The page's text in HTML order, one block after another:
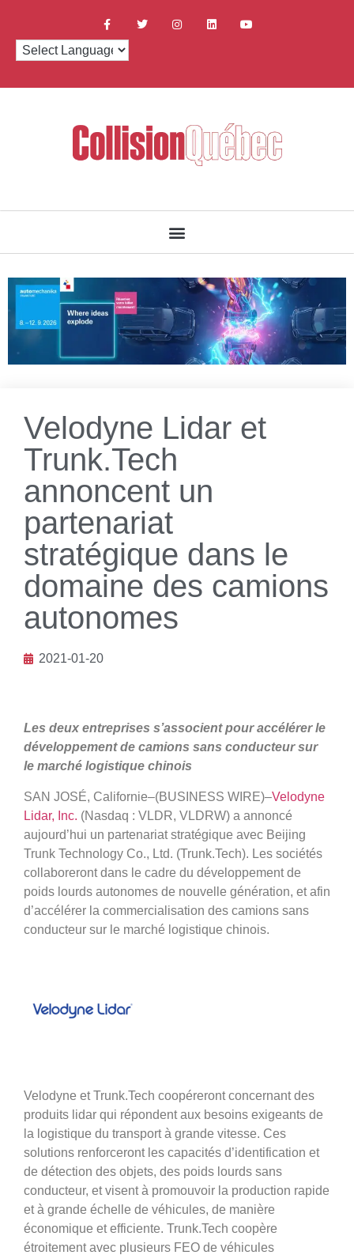
Velodyne Lidar et
Trunk.Tech
annoncent un
partenariat
stratégique dans le
domaine des camions
autonomes
2021-01-20
Les deux entreprises s’associent pour accélérer le
développement de camions sans conducteur sur
le marché logistique chinois
SAN JOSÉ, Californie–(BUSINESS WIRE)–Velodyne
Lidar, Inc. (Nasdaq : VLDR, VLDRW) a annoncé
aujourd’hui un partenariat stratégique avec Beijing
Trunk Technology Co., Ltd. (Trunk.Tech). Les sociétés
collaboreront dans le cadre du développement de
poids lourds autonomes de nouvelle génération, et afin
d’accélérer la commercialisation des camions sans
conducteur sur le marché logistique chinois.
Velodyne et Trunk.Tech coopéreront concernant des
produits lidar qui répondent aux besoins exigeants de
la logistique du transport à grande vitesse. Ces
solutions renforceront les capacités d’identification et
de détection des objets, des poids lourds sans
conducteur, et visent à promouvoir la production rapide
et à grande échelle de véhicules, de manière
économique et efficiente. Trunk.Tech coopère
étroitement avec plusieurs FEO de véhicules